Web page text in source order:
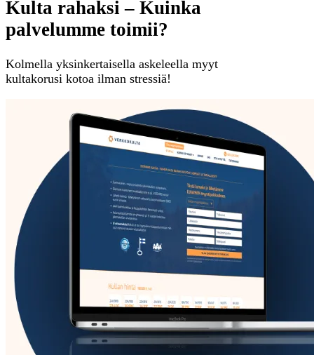
Kulta rahaksi – Kuinka
palvelumme toimii?
Kolmella yksinkertaisella askeleella myyt
kultakorusi kotoa ilman stressiä!